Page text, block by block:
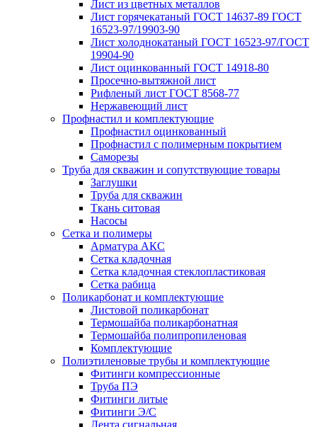
Лист из цветных металлов
Лист горячекатаный ГОСТ 14637-89 ГОСТ
16523-97/19903-90
Лист холоднокатаный ГОСТ 16523-97/ГОСТ
19904-90
Лист оцинкованный ГОСТ 14918-80
Просечно-вытяжной лист
Рифленый лист ГОСТ 8568-77
Нержавеющий лист
Профнастил и комплектующие
Профнастил оцинкованный
Профнастил с полимерным покрытием
Саморезы
Труба для скважин и сопутствующие товары
Заглушки
Труба для скважин
Ткань ситовая
Насосы
Сетка и полимеры
Арматура АКС
Сетка кладочная
Сетка кладочная стеклопластиковая
Сетка рабица
Поликарбонат и комплектующие
Листовой поликарбонат
Термошайба поликарбонатная
Термошайба полипропиленовая
Комплектующие
Полиэтиленовые трубы и комплектующие
Фитинги компрессионные
Труба ПЭ
Фитинги литые
Фитинги Э/С
Лента сигнальная